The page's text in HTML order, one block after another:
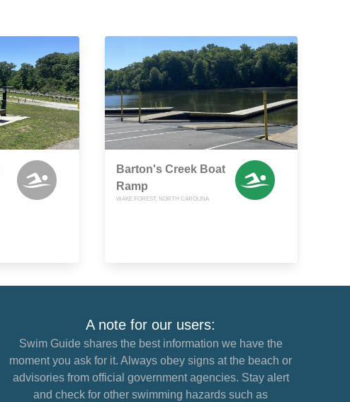
Barton's Creek Boat
Ramp
WAKE FOREST, NORTH CAROLINA
A note for our users:
Swim Guide shares the best information we have the
moment you ask for it. Always obey signs at the beach or
advisories from official government agencies. Stay alert
and check for other swimming hazards such as